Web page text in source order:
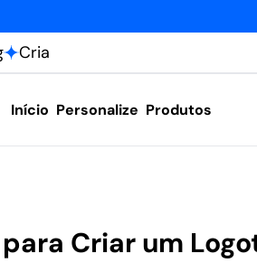
Cria
Início Personalize Produtos
Criar um